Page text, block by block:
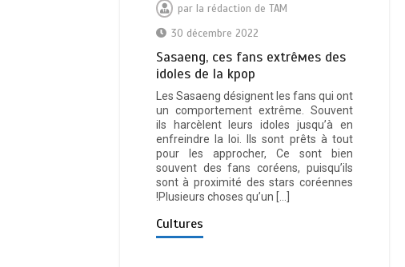
par la rédaction de TAM
30 décembre 2022
Ѕаѕаеng, сеѕ fаnѕ ехtrêмеѕ dеѕ
іdоlеѕ dе lа kрор
Les Sasaeng désignent les fans qui ont
un comportement extrême. Souvent
ils harcèlent leurs idoles jusqu’à en
enfreindre la loi. Ils sont prêts à tout
pour les approcher, Ce sont bien
souvent des fans coréens, puisqu’ils
sont à proximité des stars coréennes
!Plusieurs choses qu’un […]
Cultures